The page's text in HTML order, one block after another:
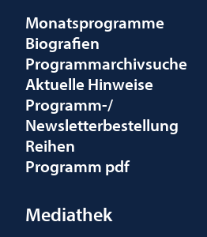
Monatsprogramme
Biografien
Programmarchivsuche
Aktuelle Hinweise
Programm-/
Newsletterbestellung
Reihen
Programm pdf
Mediathek